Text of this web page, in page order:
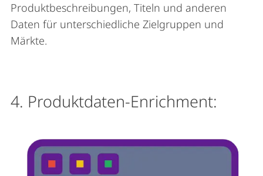
Produktbeschreibungen, Titeln und anderen
Daten für unterschiedliche Zielgruppen und
Märkte.
4. Produktdaten-Enrichment: